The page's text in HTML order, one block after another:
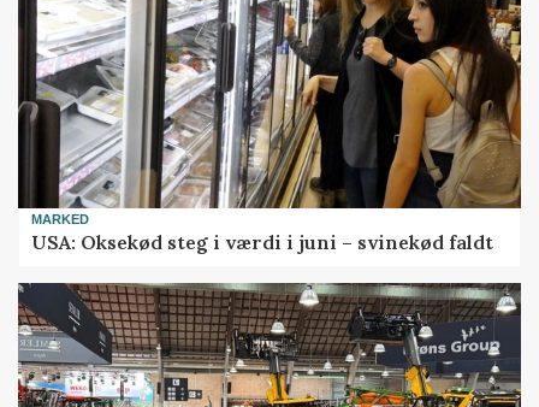
MARKED
USA: Oksekød steg i værdi i juni – svinekød faldt